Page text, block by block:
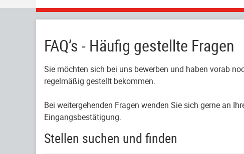
FAQ’s - Häufig gestellte Fragen
Sie möchten sich bei uns bewerben und haben vorab
regelmäßig gestellt bekommen.
Bei weitergehenden Fragen wenden Sie sich gerne an
Eingangsbestätigung.
Stellen suchen und finden